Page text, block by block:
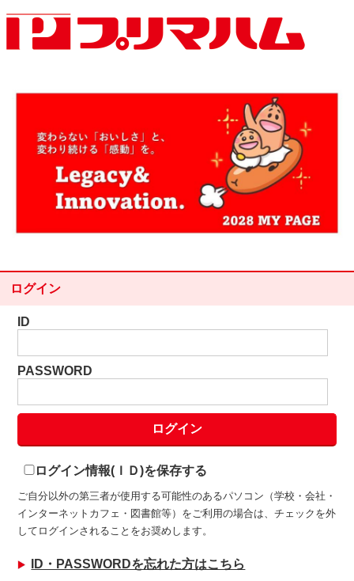
ログイン
ID
PASSWORD
ログイン情報(ＩＤ)を保存する
ご自分以外の第三者が使用する可能性のあるパソコン（学校・会社・
インターネットカフェ・図書館等）をご利用の場合は、チェックを外
してログインされることをお奨めします。
ID・PASSWORDを忘れた方はこちら